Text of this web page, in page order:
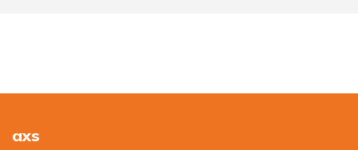
axs